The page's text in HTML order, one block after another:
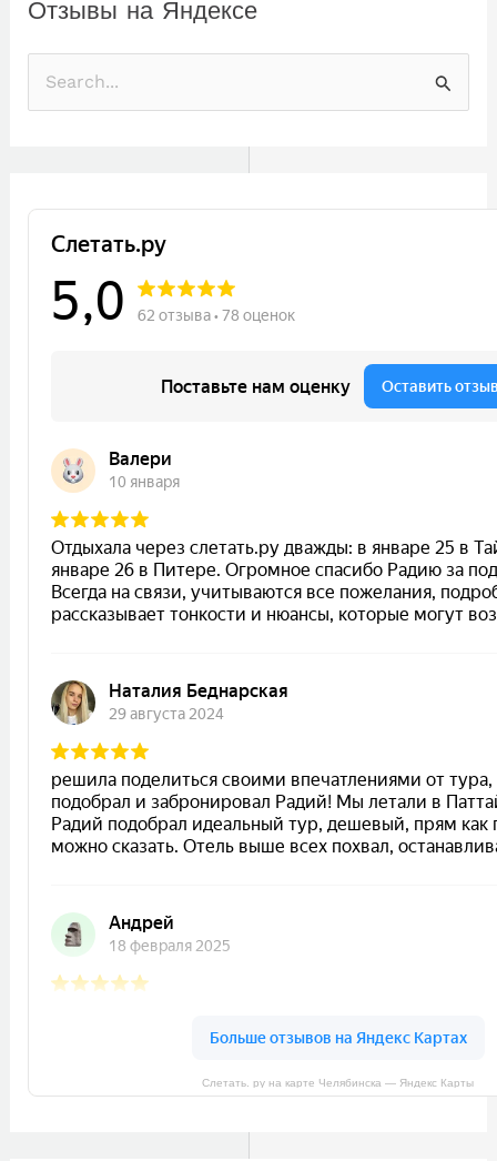
Отзывы на Яндексе
Слетать. ру на карте Челябинска — Яндекс Карты